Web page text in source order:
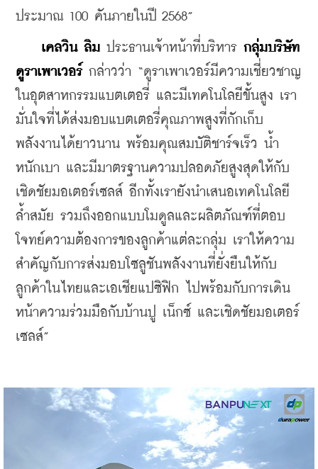
ประมาณ 100 คันภายในปี 2568”
เคลวิน ลิม ประธานเจ้าหน้าที่บริหาร กลุ่มบริษัท
ดูราเพาเวอร์ กล่าวว่า “ดูราเพาเวอร์มีความเชี่ยวชาญ
ในอุตสาหกรรมแบตเตอรี่ และมีเทคโนโลยีขั้นสูง เรา
มั่นใจที่ได้ส่งมอบแบตเตอรี่คุณภาพสูงที่กักเก็บ
พลังงานได้ยาวนาน พร้อมคุณสมบัติชาร์จเร็ว น้ำ
หนักเบา และมีมาตรฐานความปลอดภัยสูงสุดให้กับ
เชิดชัยมอเตอร์เซลส์ อีกทั้งเรายังนำเสนอเทคโนโลยี
ล้ำสมัย รวมถึงออกแบบโมดูลและผลิตภัณฑ์ที่ตอบ
โจทย์ความต้องการของลูกค้าแต่ละกลุ่ม เราให้ความ
สำคัญกับการส่งมอบโซลูชันพลังงานที่ยั่งยืนให้กับ
ลูกค้าในไทยและเอเชียแปซิฟิก ไปพร้อมกับการเดิน
หน้าความร่วมมือกับบ้านปู เน็กซ์ และเชิดชัยมอเตอร์
เซลส์”